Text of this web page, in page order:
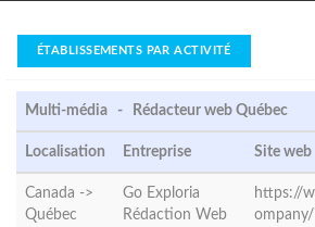
ÉTABLISSEMENTS PAR ACTIVITÉ
Multi-média - Rédacteur web Québec
Localisation Entreprise Site web
Canada ->
Québec
Go Exploria
Rédaction Web
https://